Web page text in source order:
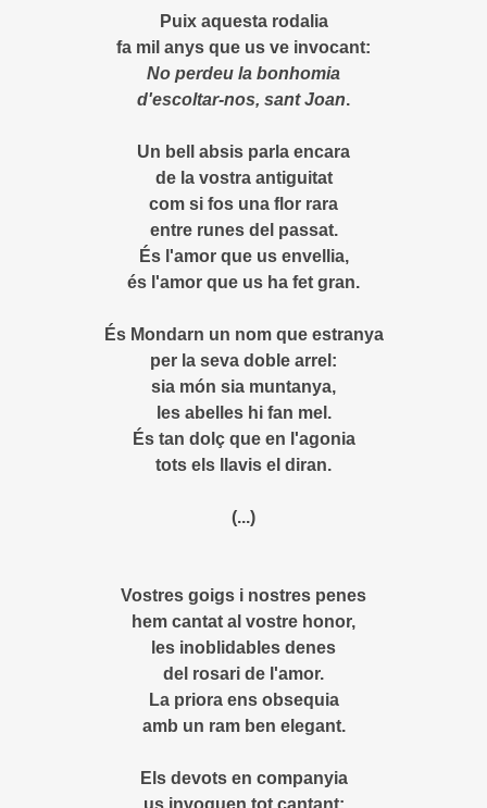
Puix aquesta rodalia
fa mil anys que us ve invocant:
No perdeu la bonhomia
d'escoltar-nos, sant Joan.
Un bell absis parla encara
de la vostra antiguitat
com si fos una flor rara
entre runes del passat.
És l'amor que us envellia,
és l'amor que us ha fet gran.
És Mondarn un nom que estranya
per la seva doble arrel:
sia món sia muntanya,
les abelles hi fan mel.
És tan dolç que en l'agonia
tots els llavis el diran.
(...)
Vostres goigs i nostres penes
hem cantat al vostre honor,
les inoblidables denes
del rosari de l'amor.
La priora ens obsequia
amb un ram ben elegant.
Els devots en companyia